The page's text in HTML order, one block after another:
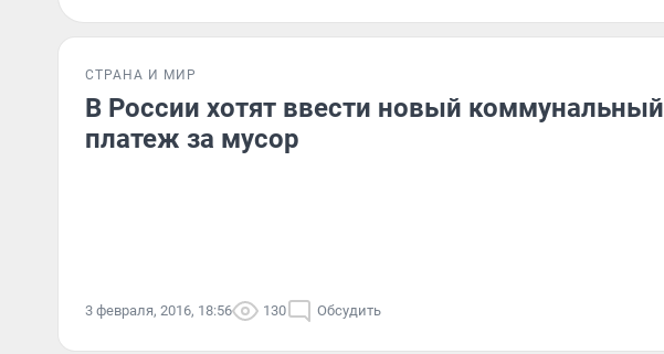
СТРАНА И МИР
В России хотят ввести новый коммунальный
платеж за мусор
3 февраля, 2016, 18:56 130 Обсудить